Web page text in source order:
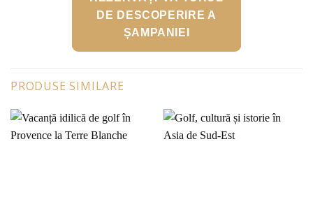
DE DESCOPERIRE A
ȘAMPANIEI
PRODUSE SIMILARE